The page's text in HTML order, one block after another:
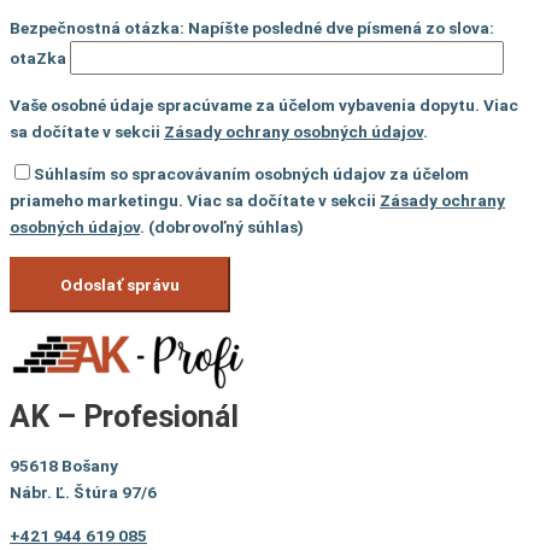
Bezpečnostná otázka: Napíšte posledné dve písmená zo slova:
otaZka
Vaše osobné údaje spracúvame za účelom vybavenia dopytu. Viac
sa dočítate v sekcii Zásady ochrany osobných údajov.
Súhlasím so spracovávaním osobných údajov za účelom
priameho marketingu. Viac sa dočítate v sekcii Zásady ochrany
osobných údajov. (dobrovoľný súhlas)
AK – Profesionál
95618 Bošany
Nábr. Ľ. Štúra 97/6
+421 944 619 085